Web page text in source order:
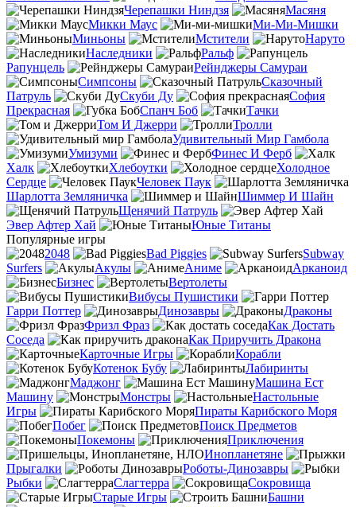
Черепашки Ниндзя
Масяня
Микки Маус
Ми-Ми-Мишки
Миньоны
Мстители
Наруто
Наследники
Ральф
Рапунцель
Рейнджеры Самураи
Симпсоны
Сказочный
Патруль
Скуби Ду
София
Прекрасная
Спанч Боб
Тачки
Том И Джерри
Тролли
Удивительный Мир Гамбола
Умизуми
Финес И Ферб
Халк
Хлебоутки
Холодное
Сердце
Человек Паук
Шарлотта Земляничка
Шиммер И Шайн
Щенячий Патруль
Эвер Афтер Хай
Юные Титаны
Популярные игры
2048
Bad Piggies
Subway
Surfers
Акулы Аниме
Арканоид
Бизнес
Вертолеты
Вибусы Пушистики
Гарри Поттер
Динозавры
Драконы
Фризл Фраз
Как Достать
Соседа
Как Приручить Дракона
Карточные Игры
Корабли
Котенок Бубу
Лабиринты
Маджонг
Машина Ест
Машину
Монстры
Настольные
Игры
Пираты Карибского Моря
Побег
Поиск Предметов
Покемоны
Приключения
Инопланетяне
Прыгалки
Роботы-Динозавры
Рыбки
Слагтерра
Сокровища
Старые Игры
Башни